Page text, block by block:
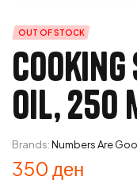
OUT OF STOCK
Cooking
Oil, 250
Brands:Numbers Are
350 ден